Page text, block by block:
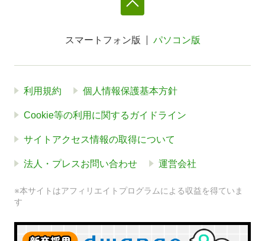
スマートフォン版 パソコン版
利用規約 個人情報保護基本方針
Cookie等の利用に関するガイドライン
サイトアクセス情報の取得について
法人・プレスお問い合わせ 運営会社
※本サイトはアフィリエイトプログラムによる収益を得ていま
す